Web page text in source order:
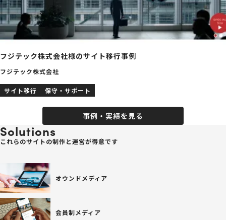
フジテック株式会社様のサイト移行事例
フジテック株式会社
サイト移行 保守・サポート
事例・実績を見る
これらのサイトの制作と運営が得意です
Solutions
オウンドメディア
会員制メディア